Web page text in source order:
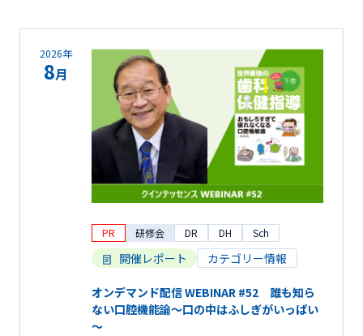
2026年
8月
PR 研修会 DR DH Sch
開催レポート カテゴリー情報
オンデマンド配信 WEBINAR #52 誰も知ら
ない口腔機能論～口の中はふしぎがいっぱい
～